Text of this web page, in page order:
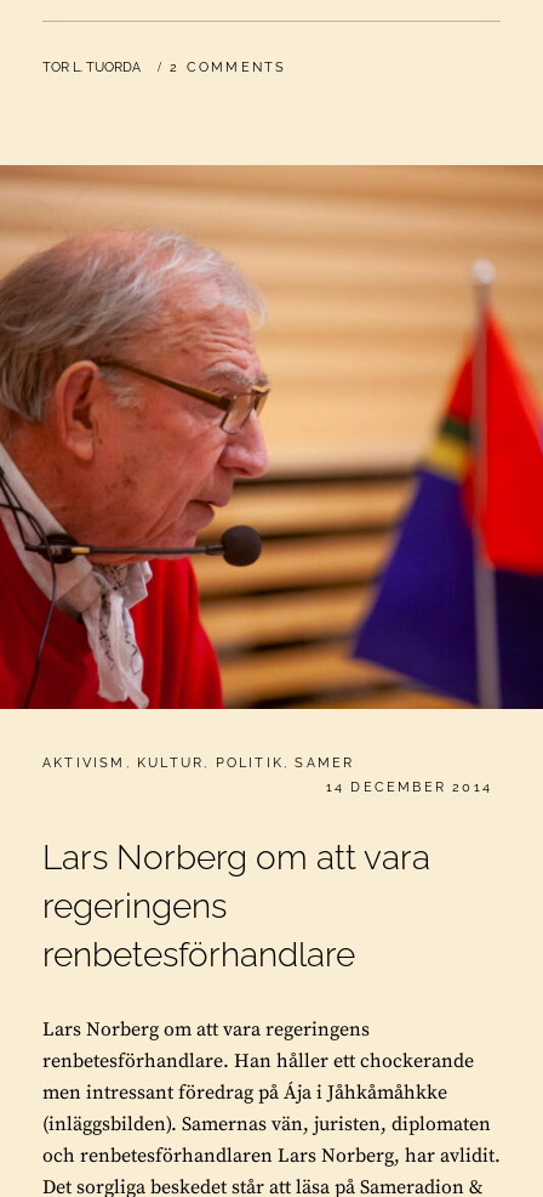
KRIMINELL,
BY
TOR L. TUORDA 2 COMMENTS
CATEGORIES:
AKTIVISM , KULTUR , POLITIK ,SAMER
PUBLICERAT
14 DECEMBER 2014
Lars Norberg om att vara
regeringens
renbetesförhandlare
Lars Norberg om att vara regeringens
renbetesförhandlare. Han håller ett chockerande
men intressant föredrag på Ája i Jåhkåmåhkke
(inläggsbilden). Samernas vän, juristen, diplomaten
och renbetesförhandlaren Lars Norberg, har avlidit.
Det sorgliga beskedet står att läsa på Sameradion &